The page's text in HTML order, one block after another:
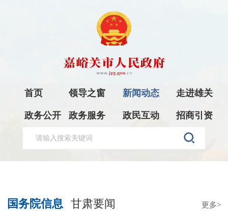
首页 领导之窗 新闻动态 走进雄关
政务公开 政务服务 政民互动 招商引资
国务院信息 甘肃要闻 更多>
更多>